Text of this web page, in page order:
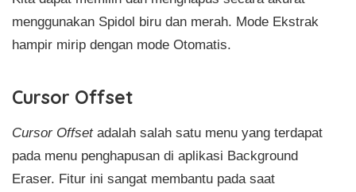
menggunakan Spidol biru dan merah. Mode Ekstrak
hampir mirip dengan mode Otomatis.
Cursor Offset
Cursor Offsetadalah salah satu menu yang terdapat
pada menu penghapusan di aplikasi Background
Eraser. Fitur ini sangat membantu pada saat